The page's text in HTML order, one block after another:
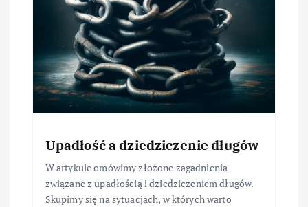
Upadłość a dziedziczenie długów
W artykule omówimy złożone zagadnienia
związane z upadłością i dziedziczeniem długów.
Skupimy się na sytuacjach, w których warto